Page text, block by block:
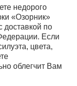
недорого
«Озорник»
доставкой по
Если
цвета,
облегчит Вам